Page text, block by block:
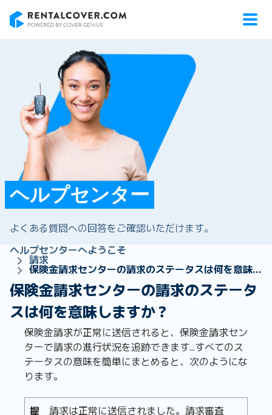
ヘルプセンター
よくある質問への回答をご確認いただけます。
ヘルプセンターへようこそ
請求
保険金請求センターの請求のステータスは何を意味しますか？
保険金請求センターの請求のステータ
スは何を意味しますか？
保険金請求が正常に送信されると、保険金請求セン
ターで請求の進行状況を追跡できます...すべてのス
テータスの意味を簡単にまとめると、次のようにな
ります。
提
請求は正常に送信されました。請求審査